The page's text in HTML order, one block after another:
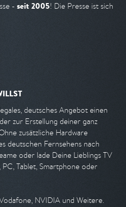
- seit 2005! Die Presse ist sich
deutsches Angebot einen
zur Erstellung deiner ganz
zusätzliche Hardware
deutschen Fernsehens nach
oder lade Deine Lieblings TV
Tablet, Smartphone oder
NVIDIA und Weitere.